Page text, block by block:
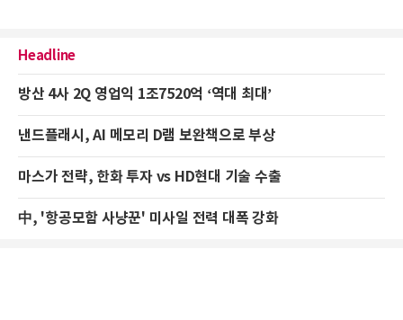
Headline
방산 4사 2Q 영업익 1조7520억 ‘역대 최대’
낸드플래시, AI 메모리 D램 보완책으로 부상
마스가 전략, 한화 투자 vs HD현대 기술 수출
中, '항공모함 사냥꾼' 미사일 전력 대폭 강화